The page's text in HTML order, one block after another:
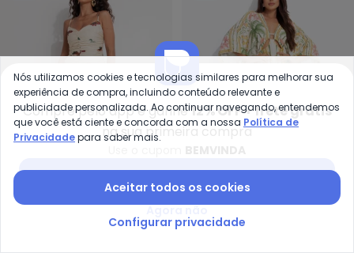
Farm - Vestido Cropped
Vestido Cropped
Vestido Longo Manga
Compre pelo app e ganhe12% OFF + frete grátis
na sua primeira compra
Nós utilizamos cookies e tecnologias similares para melhorar sua
experiência de compra, incluindo conteúdo relevante e
publicidade personalizada. Ao continuar navegando, entendemos
que você está ciente e concorda com a nossa Política de
Privacidadepara saber mais.
Aceitar todos os cookies
Configurar privacidade